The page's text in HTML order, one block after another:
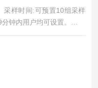
钟内用户均可设置。
口及与RS232兼容的串行